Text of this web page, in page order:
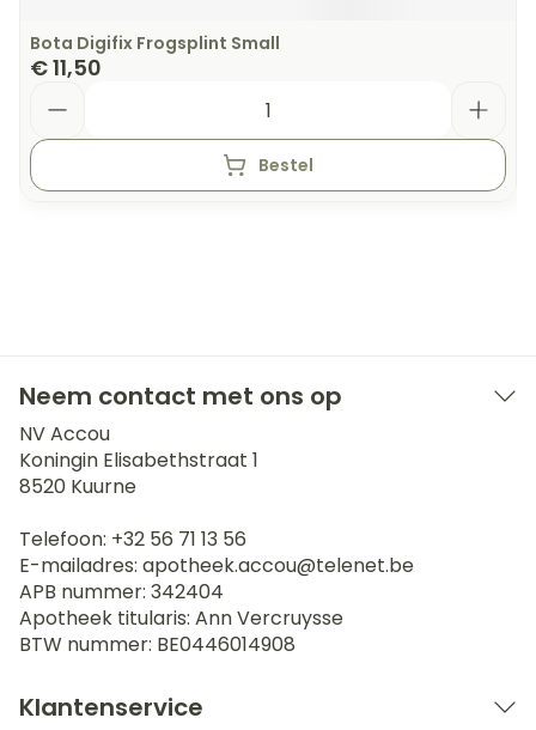
Bota Digifix Frogsplint Small
€ 11,50
Bestel
Neem contact met ons op
NV Accou
Koningin Elisabethstraat 1
8520 Kuurne
Telefoon: +32 56 71 13 56
E-mailadres: apotheek.accou@telenet.be
APB nummer: 342404
Apotheek titularis: Ann Vercruysse
BTW nummer: BE0446014908
Klantenservice